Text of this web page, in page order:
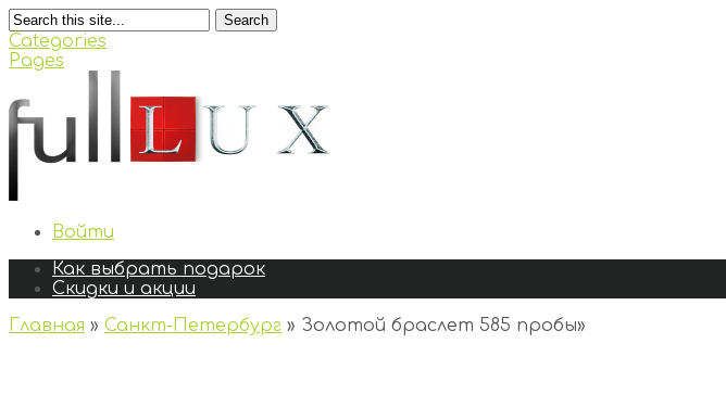
Search
Categories
Pages
Войти
Как выбрать подарок
Скидки и акции
Главная » Санкт-Петербург » Золотой браслет 585 пробы»